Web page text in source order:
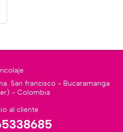
San francisco - Bucaramanga
- Colombia
al cliente